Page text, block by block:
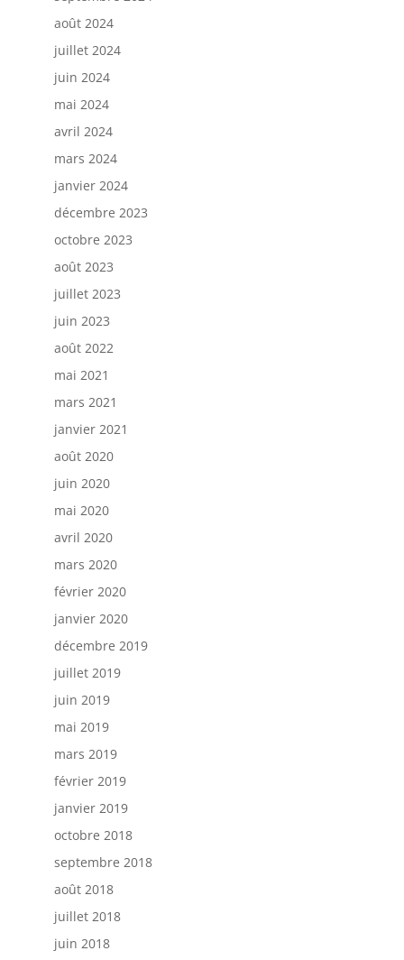
août 2024
juillet 2024
juin 2024
mai 2024
avril 2024
mars 2024
janvier 2024
décembre 2023
octobre 2023
août 2023
juillet 2023
juin 2023
août 2022
mai 2021
mars 2021
janvier 2021
août 2020
juin 2020
mai 2020
avril 2020
mars 2020
février 2020
janvier 2020
décembre 2019
juillet 2019
juin 2019
mai 2019
mars 2019
février 2019
janvier 2019
octobre 2018
septembre 2018
août 2018
juillet 2018
juin 2018